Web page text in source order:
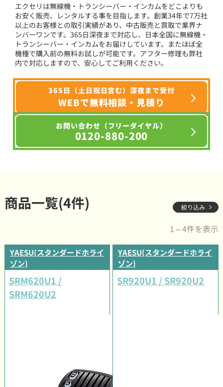
エクセリは無線機・トランシーバー・インカムをどこよりも
お安く販売、レンタルする事を目指します。創業34年で7万社
以上のお客様との取引実績があり、中古販売と買取で業界ナ
ンバーワンです。365日深夜まで対応し、日本全国に無線機・
トランシーバー・インカムをお届けしています。またほぼ全
機種で購入前の無料お試しが可能です。アフター修理も弊社
内で対応しますので、安心してご利用ください。
365日（土日祝日含む）深夜まで受付
WEBで無料相談・見積り
お問い合わせ（フリーダイヤル）
0120-880-200
商品一覧(4件) 絞り込み
1～4件を表示
YAESU(スタンダードホライ
ゾン)
SRM620U1 /
SRM620U2
YAESU(スタンダードホライ
ゾン)
SR920U1 / SR920U2